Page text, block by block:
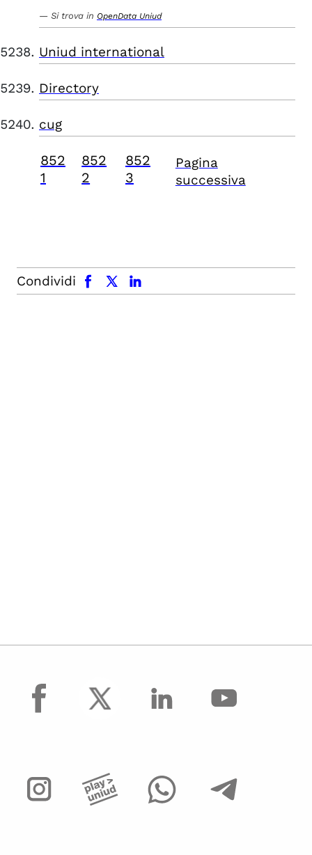
Si trova in OpenData Uniud
Uniud international
Directory
cug
852
1
852
2
852
3
Pagina
successiva
Condividi
facebook x.com linkedin
facebook